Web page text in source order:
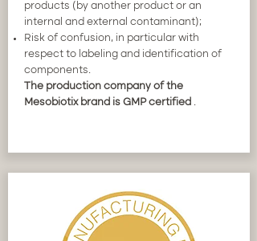
products (by another product or an
internal and external contaminant);
Risk of confusion, in particular with
respect to labeling and identification of
components.
The production company of the
Mesobiotix brand is GMP certified .